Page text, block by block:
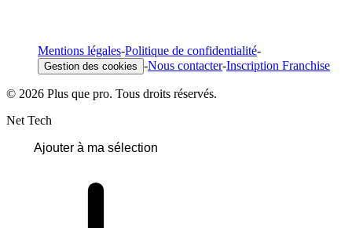
Mentions légales-Politique de confidentialité-
Gestion des cookies -Nous contacter-Inscription Franchise
© 2026 Plus que pro. Tous droits réservés.
Net Tech
Ajouter à ma sélection